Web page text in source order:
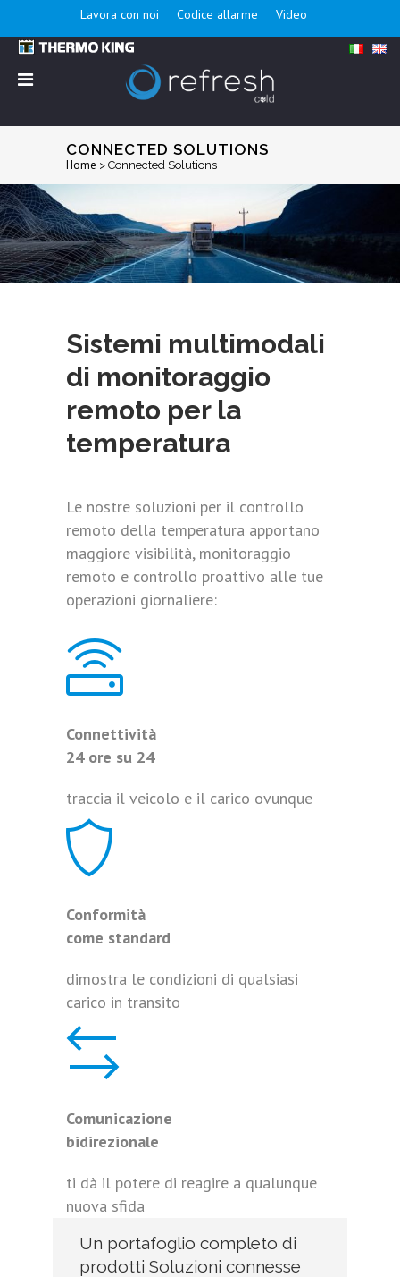
Lavora con noi Codice allarme Video
CONNECTED SOLUTIONS
Home > Connected Solutions
Sistemi multimodali
di monitoraggio
remoto per la
temperatura
Le nostre soluzioni per il controllo
remoto della temperatura apportano
maggiore visibilità, monitoraggio
remoto e controllo proattivo alle tue
operazioni giornaliere:
Connettività
24 ore su 24
traccia il veicolo e il carico ovunque
Conformità
come standard
dimostra le condizioni di qualsiasi
carico in transito
Comunicazione
bidirezionale
ti dà il potere di reagire a qualunque
nuova sfida
Un portafoglio completo di
prodotti Soluzioni connesse